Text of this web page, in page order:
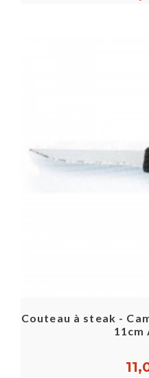
Couteau à steak -
11cm